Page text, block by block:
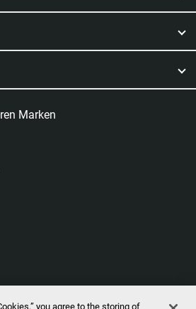
Marken
you agree to the storing of